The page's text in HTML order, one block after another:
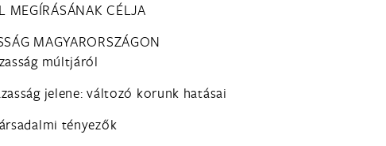
MEGÍRÁSÁNAK CÉLJA
MAGYARORSZÁGON
múltjáról
jelene: változó korunk hatásai
tényezők